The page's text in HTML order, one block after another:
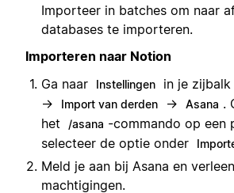
Importeer in batches om naar
databases te importeren.
Importeren naar Notion
Ga naar
Instellingen in je
→ Import van derden → Asana .
het
/asana -commando op een
selecteer de optie onder
Meld je aan bij Asana en
machtigingen.